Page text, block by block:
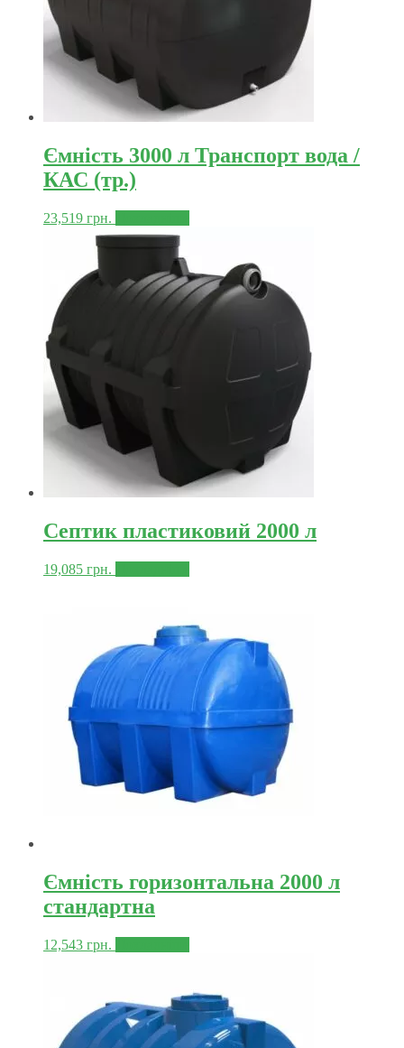
Ємність 3000 л Транспорт вода /
КАС (тр.)
23,519 грн.
Септик пластиковий 2000 л
19,085 грн.
Ємність горизонтальна 2000 л
стандартна
12,543 грн.